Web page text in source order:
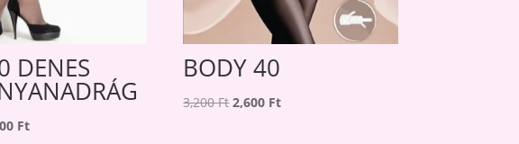
DENES
FtCurrent
BODY 40
3,200FtOriginal
2,600 FtCurrent